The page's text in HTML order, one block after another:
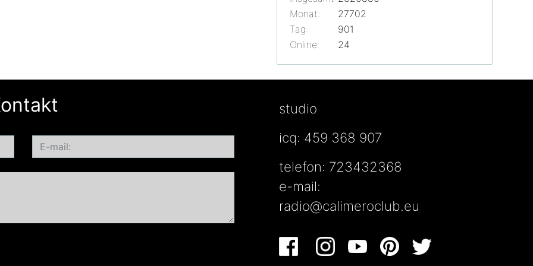
Online: 24
Monat:
27702
Tag:
901
studio
icq: 459 368 907
telefon: 723432368
e-mail:
radio@calimeroclub.eu